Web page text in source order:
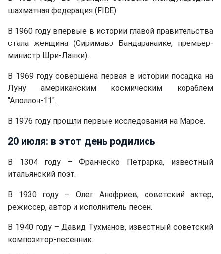
шахматная федерация (FIDE).
В 1960 году впервые в истории главой правительства
стала женщина (Сиримаво Бандаранаике, премьер-
министр Шри-Ланки).
В 1969 году совершена первая в истории посадка на
Луну американским космическим кораблем
"Аполлон-11".
В 1976 году прошли первые исследования на Марсе.
20 июля: в этот день родились
В 1304 году – Франческо Петрарка, известный
итальянский поэт.
В 1930 году – Олег Анофриев, советский актер,
режиссер, автор и исполнитель песен.
В 1940 году – Давид Тухманов, известный советский
композитор-песенник.